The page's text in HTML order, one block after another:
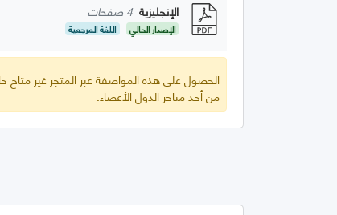
الإنجليزية 4 صفحات
الإصدار الحالي اللغة المرجعية
الحصول على هذه المواصفة عبر المتجر غير متاح
من أحد متاجر الدول الأعضاء.